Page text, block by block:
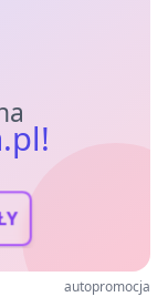
autopromocja